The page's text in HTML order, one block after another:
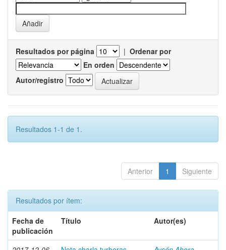
Resultados por página | Ordenar por
En orden
Autor/registro
Resultados 1-1 de 1.
Anterior 1 Siguiente
Resultados por ítem:
Fecha de
publicación
Título Autor(es)